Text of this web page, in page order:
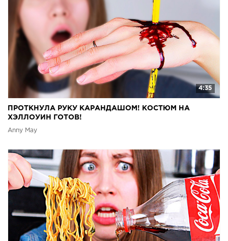
4:35
ПРОТКНУЛА РУКУ КАРАНДАШОМ! КОСТЮМ НА
ХЭЛЛОУИН ГОТОВ!
Anny May